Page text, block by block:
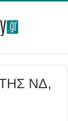
ΝΔ,